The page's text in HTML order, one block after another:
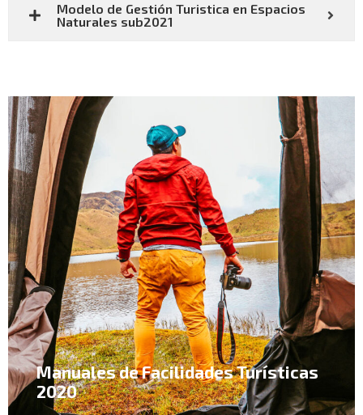
Modelo de Gestión Turistica en Espacios
Naturales sub2021
Manuales de Facilidades Turísticas
2020